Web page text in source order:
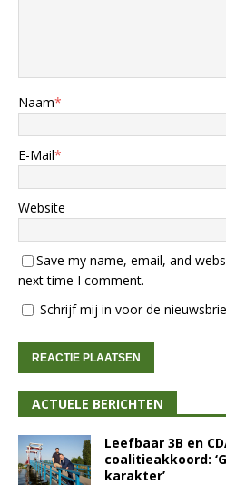
Naam*
E-Mail*
Website
Save my name, email, and
next time I comment.
Schrijf mij in voor de
ACTUELE BERICHTEN
Leefbaar 3B en
coalitieakkoord:
karakter’